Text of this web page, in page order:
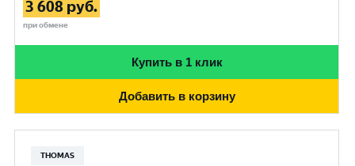
3 608 руб.
при обмене
Купить в 1 клик
Добавить в корзину
THOMAS